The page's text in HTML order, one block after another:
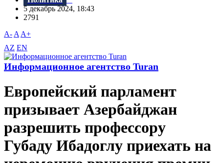
5 декабрь 2024, 18:43
2791
A- A A+
AZ EN
Информационное агентство Turan
Европейский парламент
призывает Азербайджан
разрешить профессору
Губаду Ибадоглу приехать на